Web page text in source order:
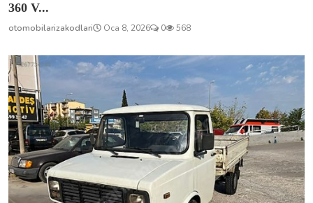
360 V...
otomobilarizakodlari Oca 8, 2026 0 568